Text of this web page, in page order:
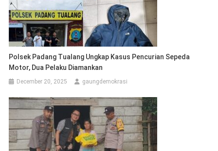
Polsek Padang Tualang Ungkap Kasus Pencurian Sepeda
Motor, Dua Pelaku Diamankan
December 20, 2025 gaungdemokrasi